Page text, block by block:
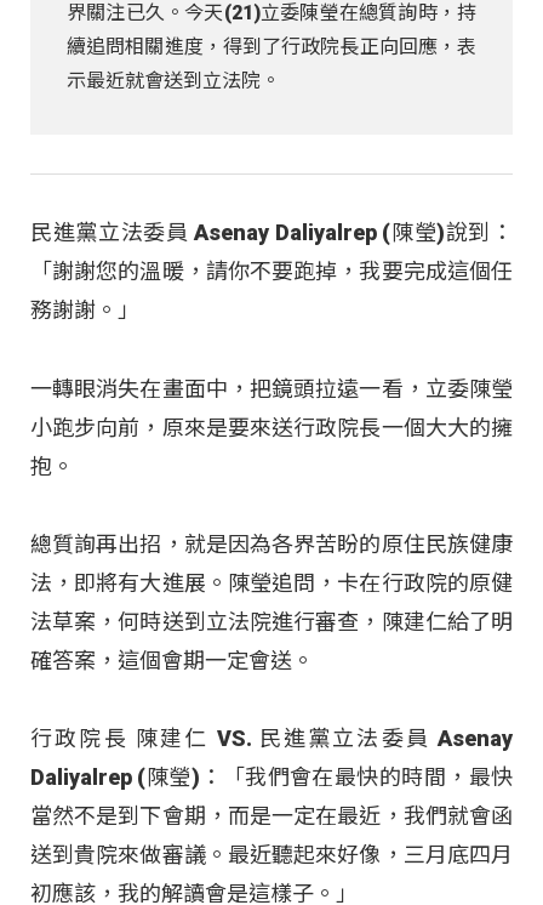
界關注已久。今天(21)立委陳瑩在總質詢時，持
續追問相關進度，得到了行政院長正向回應，表
示最近就會送到立法院。
民進黨立法委員 Asenay Daliyalrep (陳瑩)說到：
「謝謝您的溫暖，請你不要跑掉，我要完成這個任
務謝謝。」
一轉眼消失在畫面中，把鏡頭拉遠一看，立委陳瑩
小跑步向前，原來是要來送行政院長一個大大的擁
抱。
總質詢再出招，就是因為各界苦盼的原住民族健康
法，即將有大進展。陳瑩追問，卡在行政院的原健
法草案，何時送到立法院進行審查，陳建仁給了明
確答案，這個會期一定會送。
行政院長 陳建仁 VS. 民進黨立法委員 Asenay
Daliyalrep (陳瑩)：「我們會在最快的時間，最快
當然不是到下會期，而是一定在最近，我們就會函
送到貴院來做審議。最近聽起來好像，三月底四月
初應該，我的解讀會是這樣子。」